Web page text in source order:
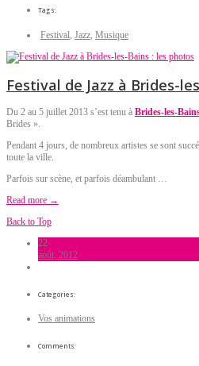
Tags:
Festival, Jazz, Musique
Festival de Jazz à Brides-
Du 2 au 5 juillet 2013 s’est tenu à Brides-les-
Brides ».
Pendant 4 jours, de nombreux artistes se sont
toute la ville.
Parfois sur scène, et parfois déambulant …
Read more →
Back to Top
22
août, 2012
Categories:
Vos animations
Comments: